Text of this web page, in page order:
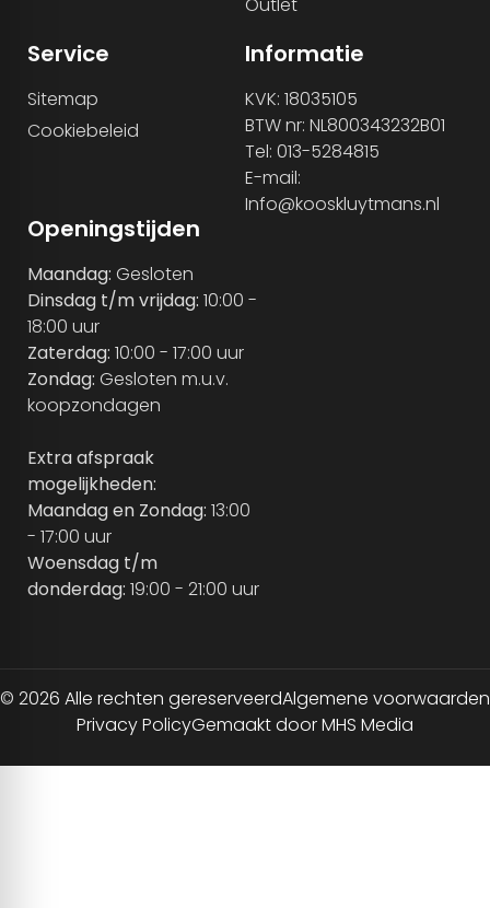
Outlet
Service
Sitemap
Cookiebeleid
Informatie
KVK: 18035105
BTW nr: NL800343232B01
Tel: 013-5284815
E-mail:
Info@kooskluytmans.nl
Openingstijden
Maandag: Gesloten
Dinsdag t/m vrijdag: 10:00 -
18:00 uur
Zaterdag: 10:00 - 17:00 uur
Zondag: Gesloten m.u.v.
koopzondagen
Extra afspraak
mogelijkheden:
Maandag en Zondag: 13:00
- 17:00 uur
Woensdag t/m
donderdag: 19:00 - 21:00 uur
© 2026 Alle rechten gereserveerdAlgemene voorwaarden
Privacy PolicyGemaakt door MHS Media